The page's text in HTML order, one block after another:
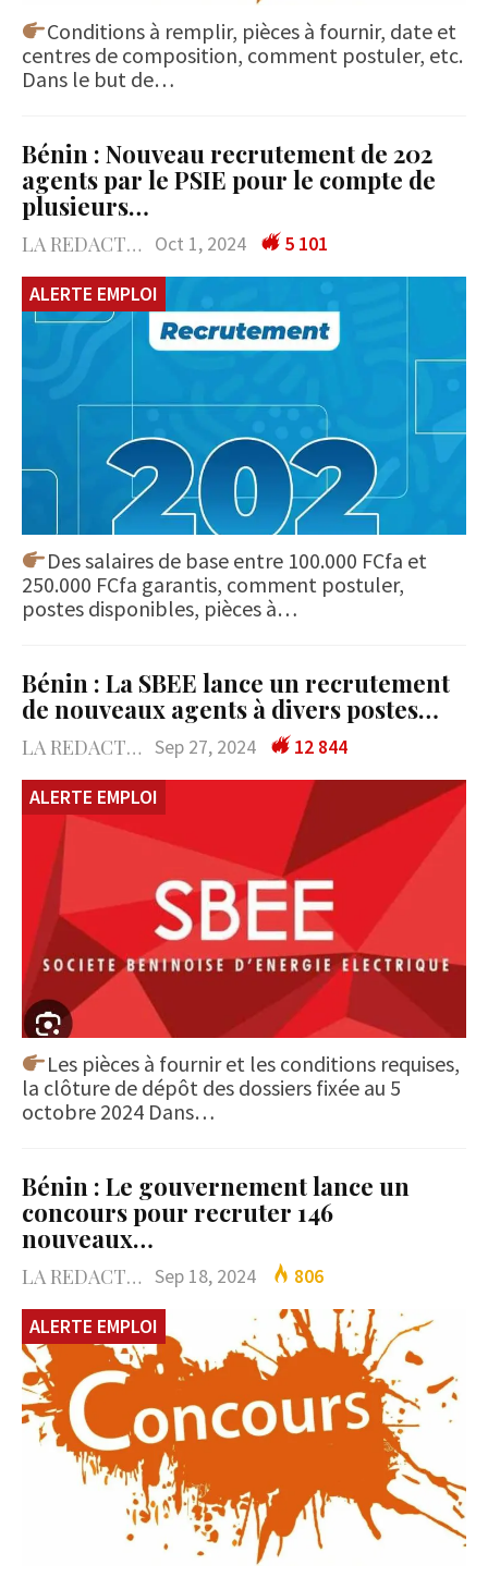
Conditions à remplir, pièces à fournir, date et
centres de composition, comment postuler, etc.
Dans le but de…
Bénin : Nouveau recrutement de 202
agents par le PSIE pour le compte de
plusieurs…
LA REDACTION Oct 1, 2024
5 101
ALERTE EMPLOI
Des salaires de base entre 100.000 FCfa et
250.000 FCfa garantis, comment postuler,
postes disponibles, pièces à…
Bénin : La SBEE lance un recrutement
de nouveaux agents à divers postes…
LA REDACTION Sep 27, 2024
12 844
ALERTE EMPLOI
Les pièces à fournir et les conditions requises,
la clôture de dépôt des dossiers fixée au 5
octobre 2024 Dans…
Bénin : Le gouvernement lance un
concours pour recruter 146
nouveaux…
LA REDACTION Sep 18, 2024
806
ALERTE EMPLOI